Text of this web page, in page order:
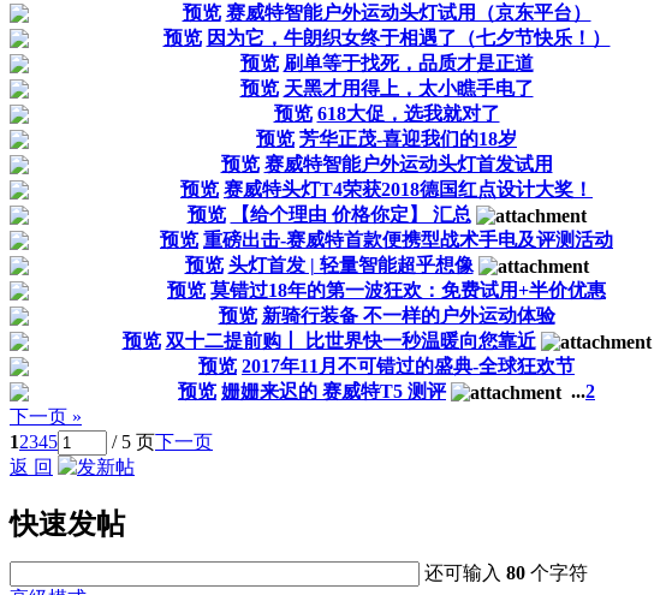
预览 赛威特智能户外运动头灯试用（京东平台）
预览 因为它，牛朗织女终于相遇了（七夕节快乐！）
预览 刷单等于找死，品质才是正道
预览 天黑才用得上，太小瞧手电了
预览 618大促，选我就对了
预览 芳华正茂-喜迎我们的18岁
预览 赛威特智能户外运动头灯首发试用
预览 赛威特头灯T4荣获2018德国红点设计大奖！
预览
【给个理由 价格你定】 汇总
预览 重磅出击-赛威特首款便携型战术手电及评测活动
预览 头灯首发 | 轻量智能超乎想像
预览 莫错过18年的第一波狂欢：免费试用+半价优惠
预览 新骑行装备 不一样的户外运动体验
预览 双十二提前购丨 比世界快一秒温暖向您靠近
预览 2017年11月不可错过的盛典-全球狂欢节
预览 姗姗来迟的 赛威特T5 测评 ...2
下一页 »
12345 / 5 页下一页
返 回
快速发帖
还可输入80 个字符